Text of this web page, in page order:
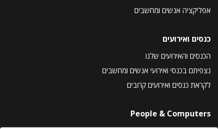
אפליקציה אנשים ומחשבים
כנסים ואירועים
הכנסים והאירועים שלנו
נצפיתם בכנסי ואירועי אנשים ומחשבים
לקראת כנסים ואירועים קרובים
People & Computers